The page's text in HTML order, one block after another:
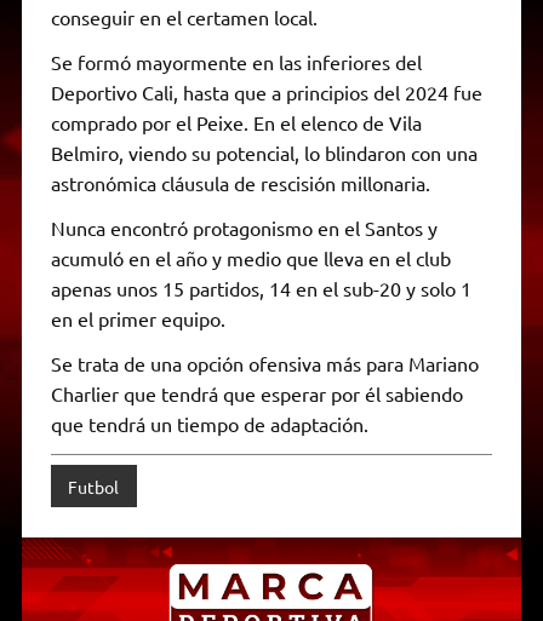
conseguir en el certamen local.
Se formó mayormente en las inferiores del
Deportivo Cali, hasta que a principios del 2024 fue
comprado por el Peixe. En el elenco de Vila
Belmiro, viendo su potencial, lo blindaron con una
astronómica cláusula de rescisión millonaria.
Nunca encontró protagonismo en el Santos y
acumuló en el año y medio que lleva en el club
apenas unos 15 partidos, 14 en el sub-20 y solo 1
en el primer equipo.
Se trata de una opción ofensiva más para Mariano
Charlier que tendrá que esperar por él sabiendo
que tendrá un tiempo de adaptación.
Futbol